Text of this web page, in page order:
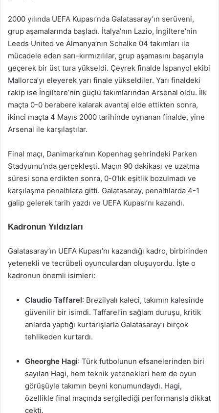
2000 yılında UEFA Kupası’nda Galatasaray’ın serüveni,
grup aşamalarında başladı. İtalya’nın Lazio, İngiltere’nin
Leeds United ve Almanya’nın Schalke 04 takımları ile
mücadele eden sarı-kırmızılılar, grup aşamasını başarıyla
geçerek bir üst tura yükseldi. Çeyrek finalde İspanyol ekibi
Mallorca’yı eleyerek yarı finale yükseldiler. Yarı finaldeki
rakip ise İngiltere’nin güçlü takımlarından Arsenal oldu. İlk
maçta 0-0 berabere kalarak avantaj elde ettikten sonra,
ikinci maçta 4 Mayıs 2000 tarihinde oynanan finalde, yine
Arsenal ile karşılaştılar.
Final maçı, Danimarka’nın Kopenhag şehrindeki Parken
Stadyumu’nda gerçekleşti. Maçın 90 dakikası ve uzatma
süresi sona erdikten sonra, 0-0’lık eşitlik bozulmadı ve
karşılaşma penaltılara gitti. Galatasaray, penaltılarda 4-1
galip gelerek tarih yazdı ve UEFA Kupası’nı kazandı.
Kadronun Yıldızları
Galatasaray’ın UEFA Kupası’nı kazandığı kadro, birbirinden
yetenekli ve tecrübeli oyunculardan oluşuyordu. İşte o
kadronun önemli isimleri:
Claudio Taffarel: Brezilyalı kaleci, takımın kalesinde
güvenilir bir isimdi. Taffarel’in sağlam duruşu, kritik
anlarda yaptığı kurtarışlarla Galatasaray’ı birçok
tehlikeden kurtardı.
Gheorghe Hagi: Türk futbolunun efsanelerinden biri
sayılan Hagi, hem teknik yetenekleri hem de oyun
görüşüyle takımın beyni konumundaydı. Hagi,
özellikle final maçında sergilediği performansla dikkat
çekti.